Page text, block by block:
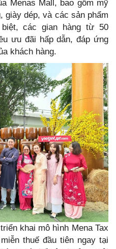
Menas Mall, bao gồm mỹ
giày dép, và các sản phẩm
các gian hàng từ 50
ưu đãi hấp dẫn, đáp ứng
khách hàng.
khai mô hình Mena Tax
thuế đầu tiên ngay tại